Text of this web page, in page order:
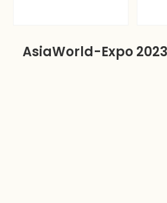
AsiaWorld-Expo